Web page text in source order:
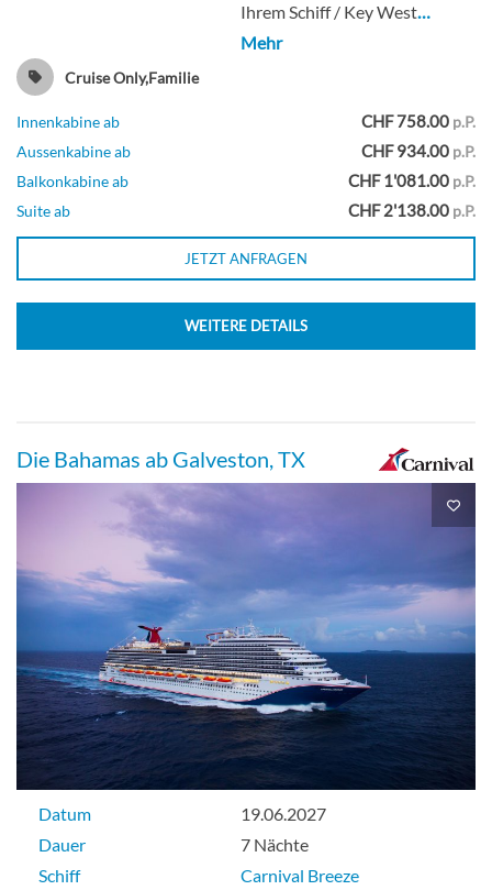
Spa-Meerblickkabine (Ausblick
Balkonkabine-[8A]
Deck 6
Balkonkabine
Ihrem Schiff / Key West…
Mehr
Cruise Only,Familie
Innenkabine ab CHF 758.00 p.P.
Aussenkabine ab
CHF 934.00 p.P.
Balkonkabine ab
CHF 1'081.00 p.P.
Suite ab
CHF 2'138.00 p.P.
JETZT ANFRAGEN
WEITERE DETAILS
Die Bahamas ab Galveston, TX
Datum
19.06.2027
Dauer
7 Nächte
Schiff
Carnival Breeze